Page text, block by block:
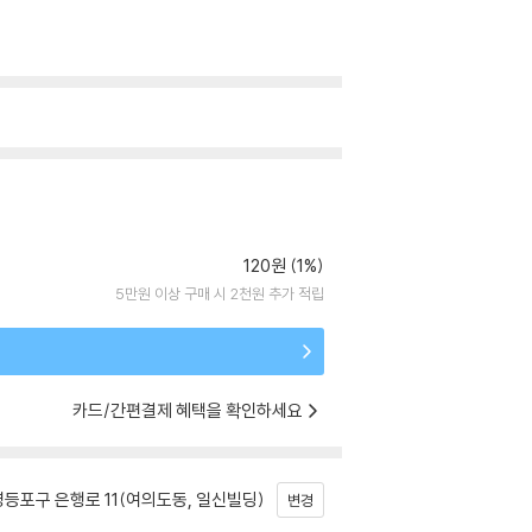
120원 (1%)
5만원 이상 구매 시 2천원 추가 적립
카드/간편결제 혜택을 확인하세요
포구 은행로 11(여의도동, 일신빌딩) 변경